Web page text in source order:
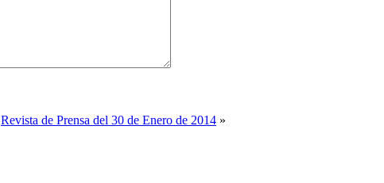
Revista de Prensa del 30 de Enero de 2014 »